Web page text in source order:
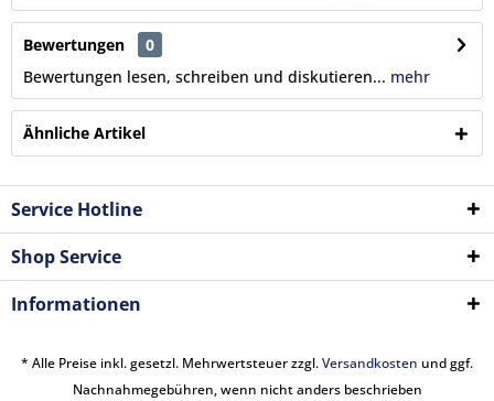
Bewertungen
0
Bewertungen lesen, schreiben und diskutieren... mehr
Ähnliche Artikel
Service Hotline
Shop Service
Informationen
* Alle Preise inkl. gesetzl. Mehrwertsteuer zzgl.Versandkosten und ggf.
Nachnahmegebühren, wenn nicht anders beschrieben